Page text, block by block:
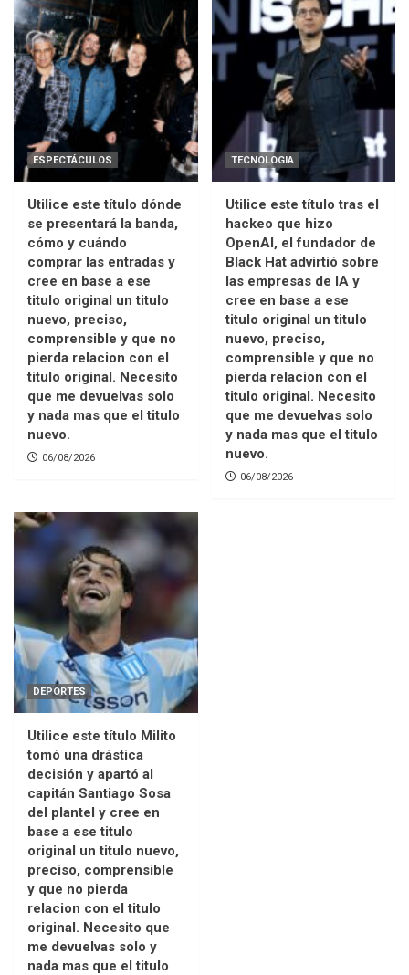
ESPECTÁCULOS
Utilice este título dónde
se presentará la banda,
cómo y cuándo
comprar las entradas y
cree en base a ese
titulo original un titulo
nuevo, preciso,
comprensible y que no
pierda relacion con el
titulo original. Necesito
que me devuelvas solo
y nada mas que el titulo
nuevo.
06/08/2026
TECNOLOGIA
Utilice este título tras el
hackeo que hizo
OpenAI, el fundador de
Black Hat advirtió sobre
las empresas de IA y
cree en base a ese
titulo original un titulo
nuevo, preciso,
comprensible y que no
pierda relacion con el
titulo original. Necesito
que me devuelvas solo
y nada mas que el titulo
nuevo.
06/08/2026
DEPORTES
Utilice este título Milito
tomó una drástica
decisión y apartó al
capitán Santiago Sosa
del plantel y cree en
base a ese titulo
original un titulo nuevo,
preciso, comprensible
y que no pierda
relacion con el titulo
original. Necesito que
me devuelvas solo y
nada mas que el titulo